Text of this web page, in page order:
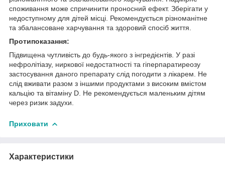
споживання може спричинити проносний ефект. Зберігати у
недоступному для дітей місці. Рекомендується різноманітне
та збалансоване харчування та здоровий спосіб життя.
Протипоказання:
Підвищена чутливість до будь-якого з інгредієнтів. У разі
нефролітіазу, ниркової недостатності та гіперпаратиреозу
застосування даного препарату слід погодити з лікарем. Не
слід вживати разом з іншими продуктами з високим вмістом
кальцію та вітаміну D. Не рекомендується маленьким дітям
через ризик задухи.
Приховати
Характеристики